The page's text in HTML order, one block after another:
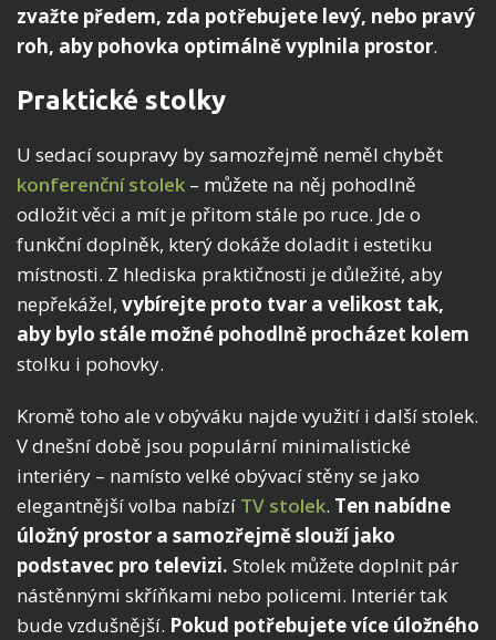
zvažte předem, zda potřebujete levý, nebo pravý
roh, aby pohovka optimálně vyplnila prostor.
Praktické stolky
U sedací soupravy by samozřejmě neměl chybět
konferenční stolek – můžete na něj pohodlně
odložit věci a mít je přitom stále po ruce. Jde o
funkční doplněk, který dokáže doladit i estetiku
místnosti. Z hlediska praktičnosti je důležité, aby
nepřekážel, vybírejte proto tvar a velikost tak,
aby bylo stále možné pohodlně procházet kolem
stolku i pohovky.
Kromě toho ale v obýváku najde využití i další stolek.
V dnešní době jsou populární minimalistické
interiéry – namísto velké obývací stěny se jako
elegantnější volba nabízí TV stolek. Ten nabídne
úložný prostor a samozřejmě slouží jako
podstavec pro televizi. Stolek můžete doplnit pár
nástěnnými skříňkami nebo policemi. Interiér tak
bude vzdušnější. Pokud potřebujete více úložného